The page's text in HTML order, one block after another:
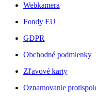
Webkamera
Fondy EU
GDPR
Obchodné podmienky
Zľavové karty
Oznamovanie